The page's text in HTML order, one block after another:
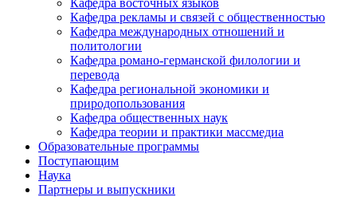
Кафедра восточных языков
Кафедра рекламы и связей с общественностью
Кафедра международных отношений и
политологии
Кафедра романо-германской филологии и
перевода
Кафедра региональной экономики и
природопользования
Кафедра общественных наук
Кафедра теории и практики массмедиа
Образовательные программы
Поступающим
Наука
Партнеры и выпускники